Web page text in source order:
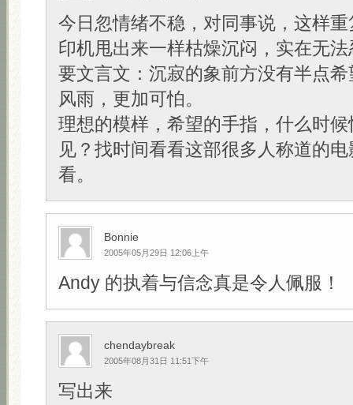
今日忽情绪不稳，对同事说，这样
印机甩出来一样枯燥沉闷，实在无
要文言文：沉寂的象前方没有半点
风雨，更加可怕。
理想的模样，希望的手指，什么时
见？找时间看看这部很多人称道的
看。
Bonnie
2005年05月29日 12:06上午
Andy 的执着与信念真是令人佩服！
chendaybreak
2005年08月31日 11:51下午
写出来